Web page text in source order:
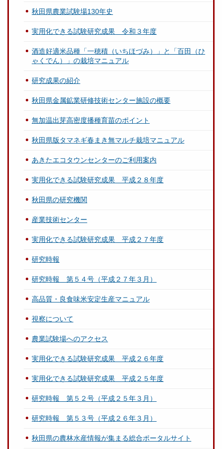
秋田県農業試験場130年史
実用化できる試験研究成果 令和３年度
酒造好適米品種「一穂積（いちほづみ）」と「百田（ひ
ゃくでん）」の栽培マニュアル
研究成果の紹介
秋田県金属鉱業研修技術センター施設の概要
無加温出芽高密度播種育苗のポイント
秋田県版タマネギ春まき無マルチ栽培マニュアル
あきたエコタウンセンターのご利用案内
実用化できる試験研究成果 平成２８年度
秋田県の研究機関
産業技術センター
実用化できる試験研究成果 平成２７年度
研究時報
研究時報 第５４号（平成２７年３月）
高品質・良食味米安定生産マニュアル
視察について
農業試験場へのアクセス
実用化できる試験研究成果 平成２６年度
実用化できる試験研究成果 平成２５年度
研究時報 第５２号（平成２５年３月）
研究時報 第５３号（平成２６年３月）
秋田県の農林水産情報が集まる総合ポータルサイト